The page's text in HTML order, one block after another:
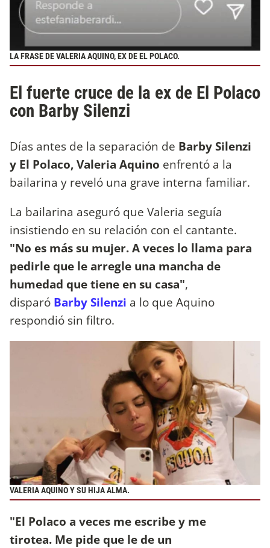
LA FRASE DE VALERIA AQUINO, EX DE EL POLACO.
El fuerte cruce de la ex de El Polaco
con Barby Silenzi
Días antes de la separación de Barby Silenzi
y El Polaco, Valeria Aquino enfrentó a la
bailarina y reveló una grave interna familiar.
La bailarina aseguró que Valeria seguía
insistiendo en su relación con el cantante.
"No es más su mujer. A veces lo llama para
pedirle que le arregle una mancha de
humedad que tiene en su casa",
disparó Barby Silenzi a lo que Aquino
respondió sin filtro.
VALERIA AQUINO Y SU HIJA ALMA.
"El Polaco a veces me escribe y me
tirotea. Me pide que le de un